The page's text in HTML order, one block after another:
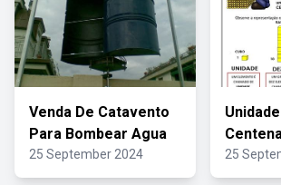
Venda De Catavento
Para Bombear Agua
25 September 2024 25